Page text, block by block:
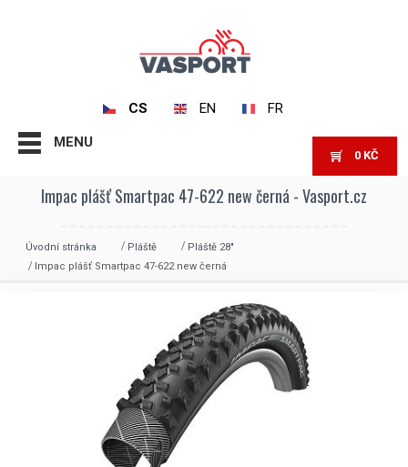
CS EN FR
MENU
0 KČ
Impac plášť Smartpac 47-622 new černá - Vasport.cz
Úvodní stránka Pláště
Pláště 28"
Impac plášť Smartpac 47-622 new černá